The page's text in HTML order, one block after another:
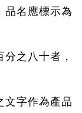
品名應標示為
之八十者，
文字作為產品